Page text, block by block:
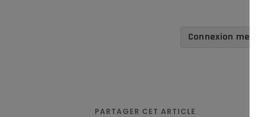
Connexion
PARTAGER CET ARTICLE